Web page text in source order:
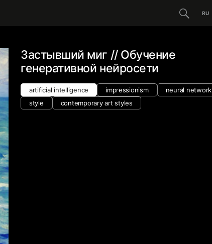
RU
Застывший миг // Обучение
генеративной нейросети
artificial intelligence impressionism
neural network
style
contemporary art styles